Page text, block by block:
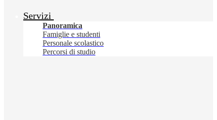
Servizi
Panoramica
Famiglie e studenti
Personale scolastico
Percorsi di studio